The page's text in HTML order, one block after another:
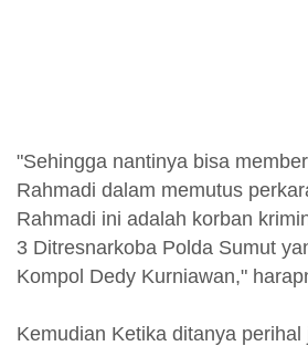
"Sehingga nantinya bisa
Rahmadi dalam memutus
Rahmadi ini adalah korban
3 Ditresnarkoba Polda Sumut
Kompol Dedy Kurniawan,"
Kemudian Ketika ditanya perihal